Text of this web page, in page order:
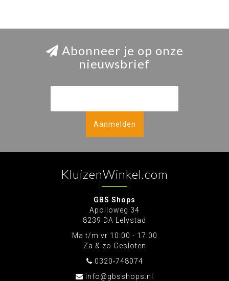
Abonneer je op onze
nieuwsbrief
Aanmelden
KluizenWinkel.com
GBS Shops
Apolloweg 34
8239 DA Lelystad
Ma t/m vr 10:00 - 17:00
Za & zo Gesloten
0320-748074
info@gbsshops.nl